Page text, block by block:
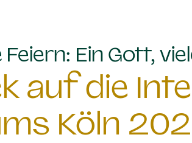
Ein Gott,
auf die
Köln